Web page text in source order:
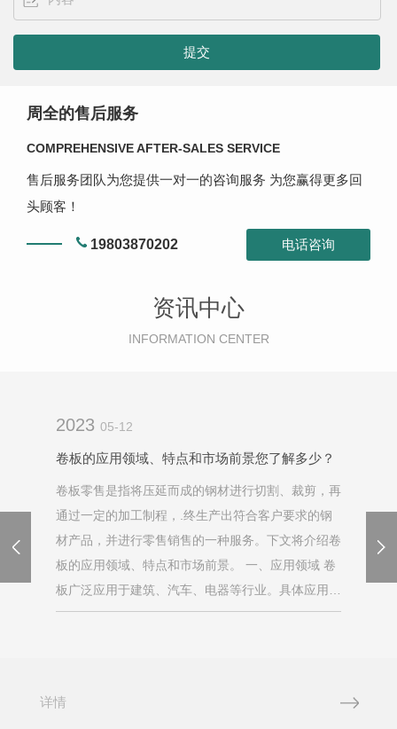
周全的售后服务
COMPREHENSIVE AFTER-SALES SERVICE
售后服务团队为您提供一对一的咨询服务 为您赢得更多回
头顾客！
19803870202 电话咨询
资讯中心
INFORMATION CENTER
2023 05-12
卷板的应用领域、特点和市场前景您了解多少？
卷板零售是指将压延而成的钢材进行切割、裁剪，再
通过一定的加工制程，.终生产出符合客户要求的钢
材产品，并进行零售销售的一种服务。下文将介绍卷
板的应用领域、特点和市场前景。 一、应用领域 卷
板广泛应用于建筑、汽车、电器等行业。具体应用领
域如下： 建筑行业：卷板可用于建筑外墙、屋面、
详情